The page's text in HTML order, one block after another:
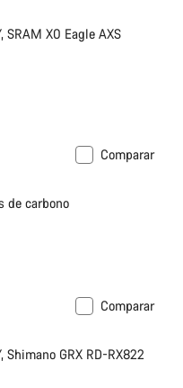
SRAM X0 Eagle AXS
Comparar
de carbono
Comparar
Shimano GRX RD-RX822